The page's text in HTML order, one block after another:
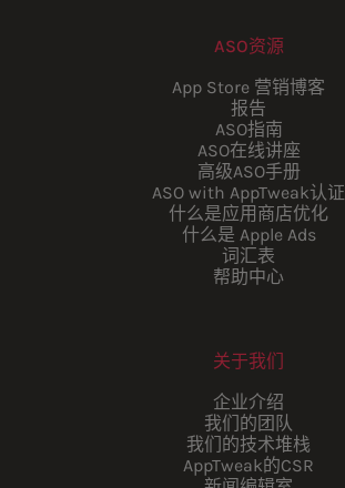
ASO资源
App Store 营销博客
报告
ASO指南
ASO在线讲座
高级ASO手册
ASO with AppTweak认证
什么是应用商店优化
什么是 Apple Ads
词汇表
帮助中心
关于我们
企业介绍
我们的团队
我们的技术堆栈
AppTweak的CSR